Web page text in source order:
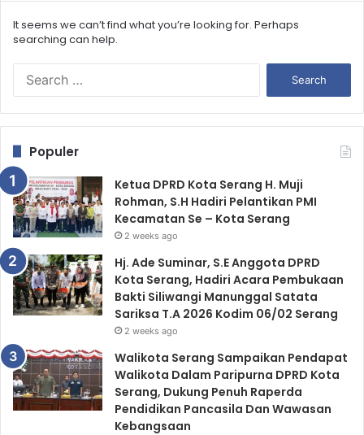
It seems we can’t find what you’re looking for. Perhaps
searching can help.
o
r
:
Populer
Ketua DPRD Kota Serang H. Muji
Rohman, S.H Hadiri Pelantikan PMI
Kecamatan Se – Kota Serang
2 weeks ago
Hj. Ade Suminar, S.E Anggota DPRD
Kota Serang, Hadiri Acara Pembukaan
Bakti Siliwangi Manunggal Satata
Sariksa T.A 2026 Kodim 06/02 Serang
2 weeks ago
Walikota Serang Sampaikan Pendapat
Walikota Dalam Paripurna DPRD Kota
Serang, Dukung Penuh Raperda
Pendidikan Pancasila Dan Wawasan
Kebangsaan